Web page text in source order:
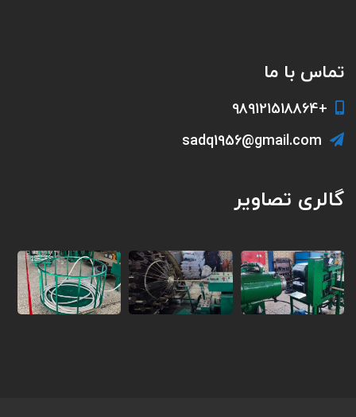
تماس با ما
+989121518864
sadq1956@gmail.com
گالری تصاویر